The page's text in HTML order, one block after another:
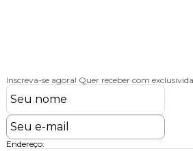
Inscreva-se agora! Quer receber com
Endereço: